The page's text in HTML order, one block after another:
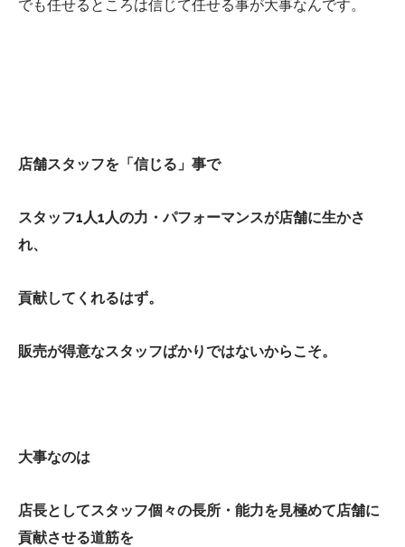
でも任せるところは信じて任せる事が大事なんです。
店舗スタッフを「信じる」事で
スタッフ1人1人の力・パフォーマンスが店舗に生かさ
れ、
貢献してくれるはず。
販売が得意なスタッフばかりではないからこそ。
大事なのは
店長としてスタッフ個々の長所・能力を見極めて店舗に
貢献させる道筋を